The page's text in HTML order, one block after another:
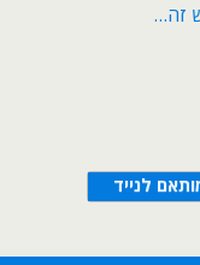
זה…
לנייד